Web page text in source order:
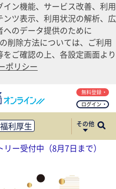
ン機能、サービス改善、利用
ツ表示、利用状況の解析、広
のデータ提供のために
削除方法については、ご利用
ご確認の上、各設定画面より
ポリシー
ログイン
無料登録
福利厚生
その他
ー受付中（8月7日まで）